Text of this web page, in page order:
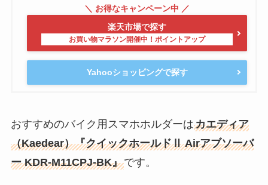
楽天市場で探す
Yahooショッピングで探す
おすすめのバイク用スマホホルダーはカエディア
（Kaedear）『クイックホールドⅡ Airアブソーバ
ー KDR-M11CPJ-BK』です。